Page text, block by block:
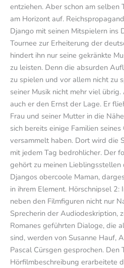
entziehen. Aber schon am selben
am Horizont auf.
Django mit seinen Mitspielern ins
Tournee zur Erheiterung der
hindert ihn nur seine gekränkte
zu leisten. Denn die absurden
zu spielen und vor allem nicht zu
seiner Musik nicht mehr viel
auch er den Ernst der Lage. Er
Frau und seiner Mutter in die
sich bereits einige Familien
versammelt haben. Dort wird die
mit jedem Tag bedrohlicher. Der
gehört zu meinen Lieblingsstellen
Djangos obercoole Maman,
in ihrem Element. Hörschnipsel 2:
neben den Filmfiguren nicht nur
Sprecherin der Audiodeskription,
Romanes geführten Dialoge, die
sind, werden von Susanne Hauf,
Pascal Cürsgen gesprochen. Den
Hörfilmbeschreibung erarbeitete